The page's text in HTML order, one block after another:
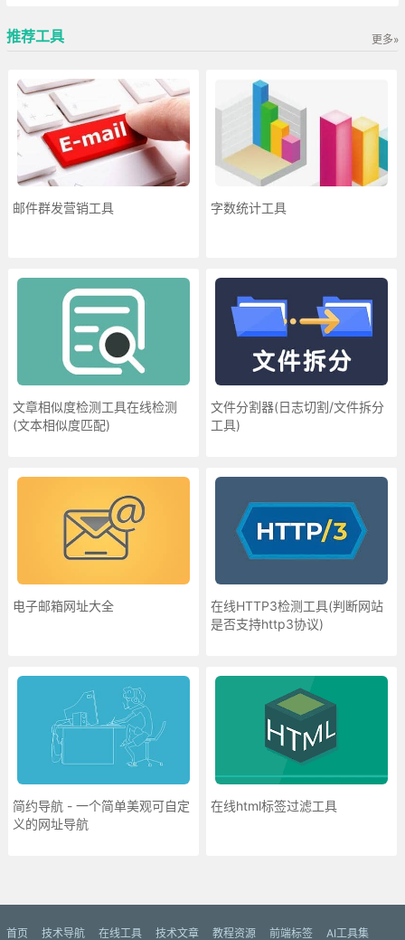
推荐工具 更多»
邮件群发营销工具 字数统计工具
文章相似度检测工具在线检测
(文本相似度匹配)
文件分割器(日志切割/文件拆分
工具)
电子邮箱网址大全
在线HTTP3检测工具(判断网站
是否支持http3协议)
简约导航 - 一个简单美观可自定
义的网址导航
在线html标签过滤工具
首页 技术导航 在线工具 技术文章 教程资源 前端标签 AI工具集